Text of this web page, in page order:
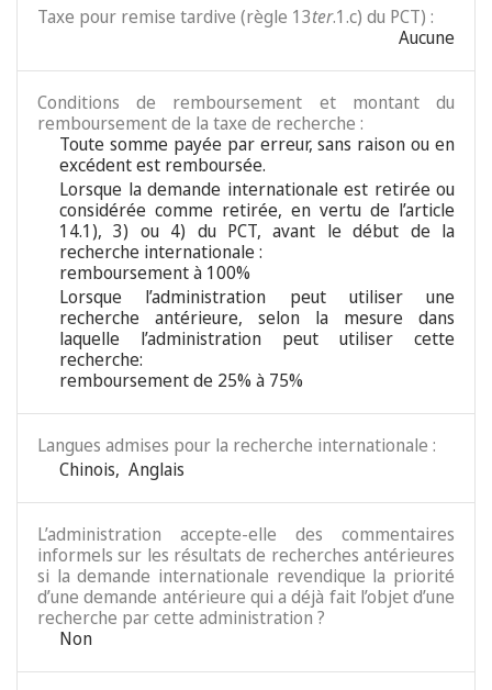
Taxe pour remise tardive (règle 13ter.1.c) du PCT) :
Aucune
Conditions de remboursement et montant du
remboursement de la taxe de recherche :
Toute somme payée par erreur, sans raison ou en
excédent est remboursée.
Lorsque la demande internationale est retirée ou
considérée comme retirée, en vertu de l’article
14.1), 3) ou 4) du PCT, avant le début de la
recherche internationale :
remboursement à 100%
Lorsque l’administration peut utiliser une
recherche antérieure, selon la mesure dans
laquelle l’administration peut utiliser cette
recherche:
remboursement de 25% à 75%
Langues admises pour la recherche internationale :
Chinois, Anglais
L’administration accepte-elle des commentaires
informels sur les résultats de recherches antérieures
si la demande internationale revendique la priorité
d’une demande antérieure qui a déjà fait l’objet d’une
recherche par cette administration ?
Non